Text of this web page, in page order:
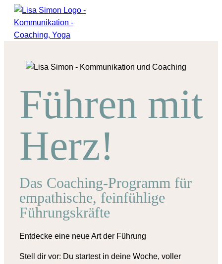
Führen mit
Herz!
Das Coaching-Programm für
empathische, feinfühlige
Führungskräfte
Entdecke eine neue Art der Führung
Stell dir vor: Du startest in deine Woche, voller